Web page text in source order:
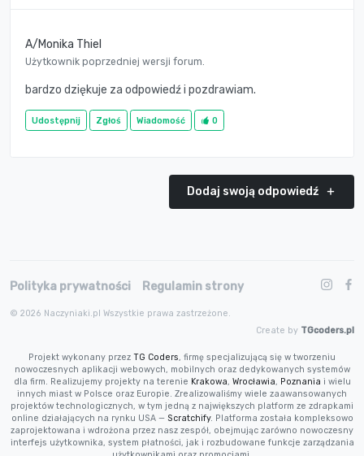
A/Monika Thiel
Użytkownik poprzedniej wersji forum.
bardzo dziękuje za odpowiedź i pozdrawiam.
Udostępnij Zgłoś Wiadomość 0
Dodaj swoją odpowiedź
Polityka prywatności Regulamin strony
© 2026 Naczyniaki.pl Wszystkie prawa zastrzeżone.
Create by TGcoders.pl
Projekt wykonany przez TG Coders, firmę specjalizującą się w tworzeniu
nowoczesnych aplikacji webowych, mobilnych oraz dedykowanych systemów
dla firm. Realizujemy projekty na terenie Krakowa, Wrocławia, Poznania i wielu
innych miast w Polsce oraz Europie. Zrealizowaliśmy wiele zaawansowanych
projektów technologicznych, w tym jedną z największych platform ze zdrapkami
online działających na rynku USA — Scratchify. Platforma została kompleksowo
zaprojektowana i wdrożona przez nasz zespół, obejmując zarówno nowoczesny
interfejs użytkownika, system płatności, jak i rozbudowane funkcje zarządzania